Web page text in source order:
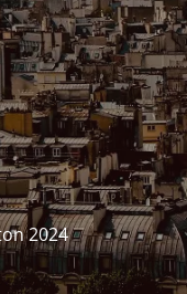
2024